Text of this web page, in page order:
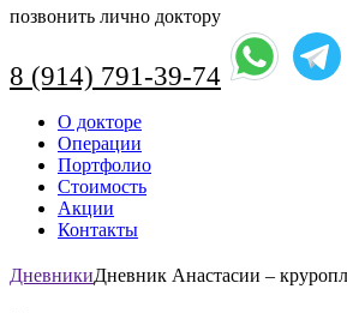
позвонить лично доктору
8 (914) 791-39-74
Перейти
содержимому
О докторе
Операции
Портфолио
Стоимость
Акции
Контакты
ДневникиДневник Анастасии –